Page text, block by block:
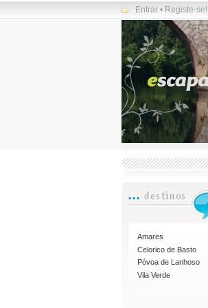
Entrar • Registe-se!
Amares
Celorico de Basto
Póvoa de Lanhoso
Vila Verde